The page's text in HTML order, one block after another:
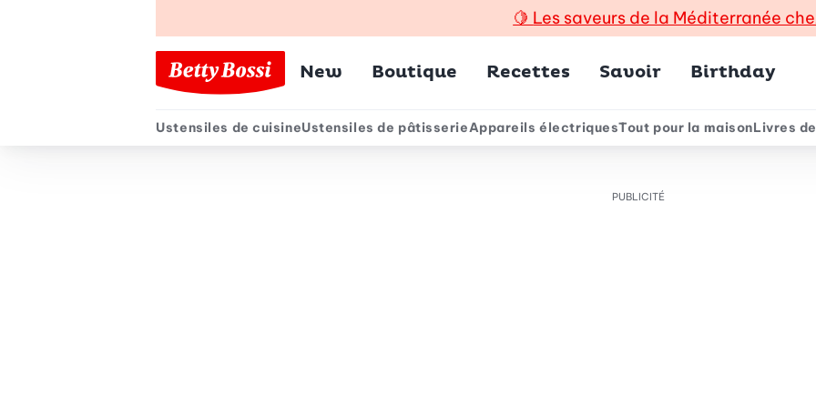
🍋 Les saveurs de la Méditerranée
Menu principal
New Boutique Recettes Savoir Birthday
Menu secondaire
Ustensiles de cuisineUstensiles de pâtisserieAppareils électriquesTout pour la maisonLivres
PUBLICITÉ